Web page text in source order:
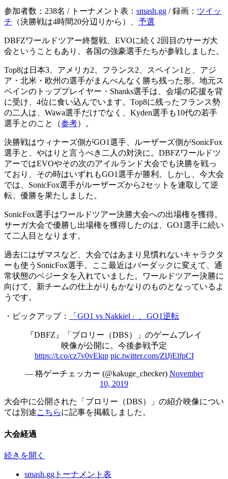
参加者数：238名 / トーナメント表： smash.gg / 録画： ツイッ
チ （決勝戦は4時間20分辺りから）、 予選
DBFZワールドツアー終盤戦、EVOに続く2回目のサーガ大
会ということもあり、各国の強豪選手たちが参戦しました。
Top8は日本3、アメリカ2、フランス2、スペイン1と、アジ
ア・北米・欧州の選手がまんべんなく勝ち残った形。地元ス
ペインのトッププレイヤー・Shanks選手は、会場の応援を背
に受け、4位に食い込んでいます。Top8に残ったフランス勢
の二人は、Wawa選手だけでなく、Kyden選手も10代の若手
選手とのこと（参考）。
決勝戦はウィナーズ側がGO1選手、ルーザーズ側がSonicFox
選手と、やはりと言うべき二人の対決に。DBFZワールドツ
アーではEVOやその次のアイルランド大会でも決勝を戦っ
ており、その時はいずれもGO1選手が勝利。しかし、今大会
では、SonicFox選手がルーザーズから2セットを連取して逆
転、優勝を果たしました。
SonicFox選手はワールドツアー決勝大会への出場権を獲得。
サーガ大会で優勝し出場権を獲得したのは、GO1選手に続い
て二人目となります。
過去にはザマスなど、大会ではあまり見慣れないキャラクタ
ーも使うSonicFox選手。ここ最近はバーダックに変えて、通
常状態のベジータを入れていました。ワールドツアー決勝に
向けて、新チームの仕上がりもかなりのものとなっているよ
うです。
・ピックアップ： 「GO1 vs Nakkiel」、GO1逆転
『DBFZ』「ブロリー（DBS）」のゲームプレイ
映像が公開に。今後参戦予定
https://t.co/cz7v0vElqp pic.twitter.com/ZlJjElfpCI
— 格ゲーチェッカー (@kakuge_checker) November
10, 2019
大会中に公開された「ブロリー（DBS）」の紹介映像につい
ては別途こちらに記事を掲載しました。
大会経過
続きを開く
smash.ggトーナメント表